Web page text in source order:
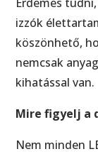
izzók
köszönhető,
nemcsak
kihatással van.
Mire figyelj a
Nem minden